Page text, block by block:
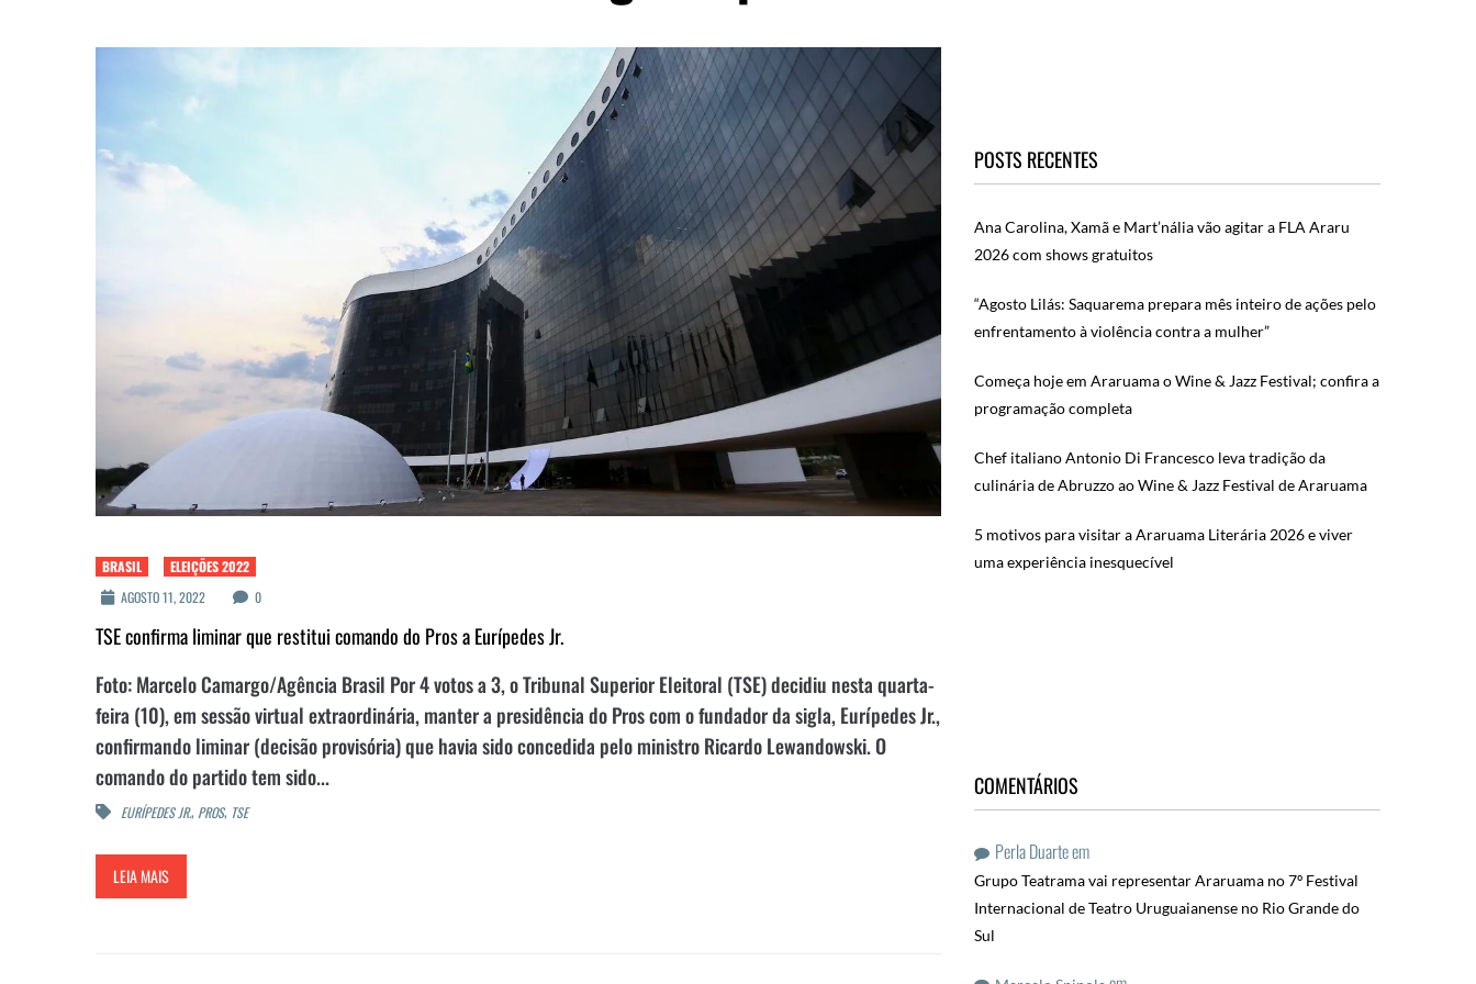
BRASIL
ELEIÇÕES 2022
AGOSTO 11, 2022
0
TSE confirma liminar que restitui comando do Pros a Eurípedes Jr.
Foto: Marcelo Camargo/Agência Brasil Por 4 votos a 3, o Tribunal Superior Eleitoral (TSE) decidiu nesta quarta-
feira (10), em sessão virtual extraordinária, manter a presidência do Pros com o fundador da sigla, Eurípedes Jr.,
confirmando liminar (decisão provisória) que havia sido concedida pelo ministro Ricardo Lewandowski. O
comando do partido tem sido...
EURÍPEDES JR., PROS, TSE
LEIA MAIS
POSTS RECENTES
Ana Carolina, Xamã e Mart’nália vão agitar a FLA Araru
2026 com shows gratuitos
“Agosto Lilás: Saquarema prepara mês inteiro de ações pelo
enfrentamento à violência contra a mulher”
Começa hoje em Araruama o Wine & Jazz Festival; confira a
programação completa
Chef italiano Antonio Di Francesco leva tradição da
culinária de Abruzzo ao Wine & Jazz Festival de Araruama
5 motivos para visitar a Araruama Literária 2026 e viver
uma experiência inesquecível
COMENTÁRIOS
Perla Duarteem
Grupo Teatrama vai representar Araruama no 7º Festival
Internacional de Teatro Uruguaianense no Rio Grande do
Sul